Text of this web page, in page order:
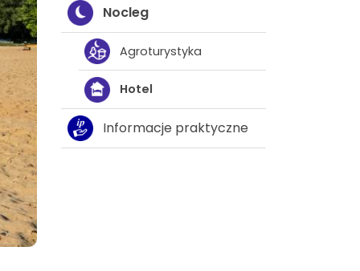
Nocleg
Agroturystyka
Hotel
Informacje praktyczne